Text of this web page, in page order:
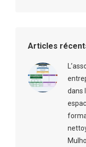
Articles
dans